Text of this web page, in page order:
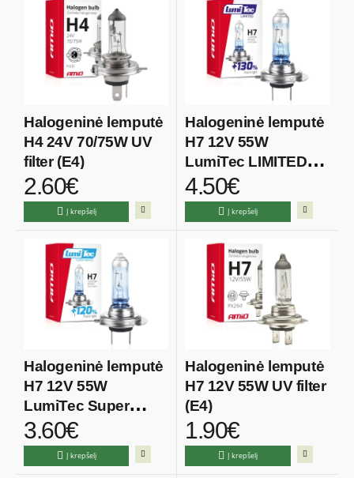
Halogeninė lemputė
H4 24V 70/75W UV
filter (E4)
2.60€
Į krepšelį
Halogeninė lemputė
H7 12V 55W
LumiTec LIMITED
+130%
4.50€
Į krepšelį
Halogeninė lemputė
H7 12V 55W
LumiTec Super
White +120%
3.60€
Į krepšelį
Halogeninė lemputė
H7 12V 55W UV filter
(E4)
1.90€
Į krepšelį